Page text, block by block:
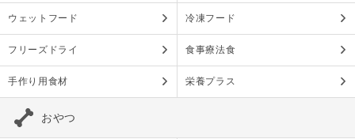
ウェットフード 冷凍フード
フリーズドライ 食事療法食
手作り用食材 栄養プラス
おやつ